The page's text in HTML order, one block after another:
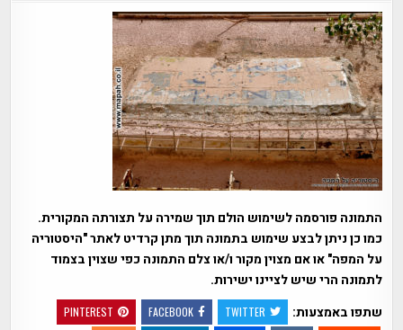
התמונה פורסמה לשימוש הולם תוך שמירה על תצורתה המקורית.
כמו כן ניתן לבצע שימוש בתמונה תוך מתן קרדיט לאתר "היסטוריה
על המפה" או אם מצוין מקור ו/או צלם התמונה כפי שצוין בצמוד
לתמונה הרי שיש לציינו ישירות.
שתפו באמצעות:
TWITTER
FACEBOOK
PINTEREST